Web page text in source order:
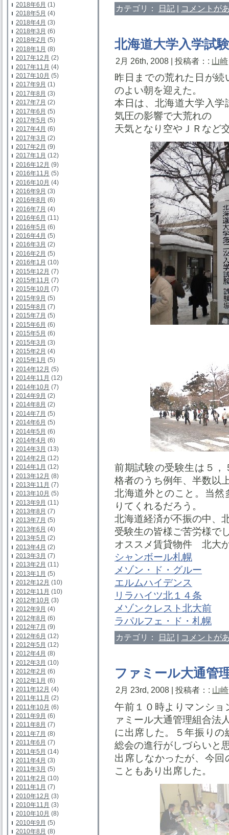
2018年6月 (1)
2018年5月 (4)
2018年4月 (3)
2018年3月 (6)
2018年2月 (5)
2018年1月 (8)
2017年12月 (2)
2017年11月 (4)
2017年10月 (5)
2017年9月 (1)
2017年8月 (3)
2017年7月 (2)
2017年6月 (5)
2017年5月 (5)
2017年4月 (6)
2017年3月 (2)
2017年2月 (9)
2017年1月 (12)
2016年12月 (9)
2016年11月 (5)
2016年10月 (4)
2016年9月 (3)
2016年8月 (6)
2016年7月 (4)
2016年6月 (11)
2016年5月 (6)
2016年4月 (5)
2016年3月 (2)
2016年2月 (5)
2016年1月 (10)
2015年12月 (7)
2015年11月 (7)
2015年10月 (7)
2015年9月 (5)
2015年8月 (7)
2015年7月 (5)
2015年6月 (6)
2015年5月 (6)
2015年3月 (3)
2015年2月 (4)
2015年1月 (5)
2014年12月 (5)
2014年11月 (12)
2014年10月 (7)
2014年9月 (2)
2014年8月 (2)
2014年7月 (5)
2014年6月 (5)
2014年5月 (6)
2014年4月 (6)
2014年3月 (13)
2014年2月 (12)
2014年1月 (12)
2013年12月 (8)
2013年11月 (7)
2013年10月 (5)
2013年9月 (11)
2013年8月 (7)
2013年7月 (5)
2013年6月 (4)
2013年5月 (2)
2013年4月 (2)
2013年3月 (7)
2013年2月 (11)
2013年1月 (5)
2012年12月 (10)
2012年11月 (10)
2012年10月 (3)
2012年9月 (4)
2012年8月 (6)
2012年7月 (9)
2012年6月 (12)
2012年5月 (12)
2012年4月 (8)
2012年3月 (10)
2012年2月 (6)
2012年1月 (6)
2011年12月 (4)
2011年11月 (2)
2011年10月 (6)
2011年9月 (6)
2011年8月 (7)
2011年7月 (8)
2011年6月 (7)
2011年5月 (14)
2011年4月 (3)
2011年3月 (5)
2011年2月 (10)
2011年1月 (7)
2010年12月 (3)
2010年11月 (3)
2010年10月 (8)
2010年9月 (5)
2010年8月 (8)
カテゴリ： 日記 | コメントが
北海道大学入学試験
2月 26th, 2008 | 投稿者：: 山崎
昨日までの荒れた日が
のよい朝を迎えた。
本日は、北海道大学入
気圧の影響で大荒れの
天気となり空やＪＲなど
前期試験の受験生は５
格者のうち例年、半数以
北海道外とのこと。当
りてくれるだろう。
北海道経済が不振の中、
受験生の皆様ご苦労様で
オススメ賃貸物件 北大
シャンボール札幌
メゾン・ド・グルー
エルムハイデンス
リラハイツ北１４条
メゾンクレスト北大前
ラパルフェ・ド・札幌
カテゴリ： 日記 | コメントが
ファミール大通管
2月 23rd, 2008 | 投稿者：: 山崎
午前１０時よりマンシ
ァミール大通管理組合法
に出席した。５年振り
総会の進行がしづらいと
出席しなかったが、今
こともあり出席した。